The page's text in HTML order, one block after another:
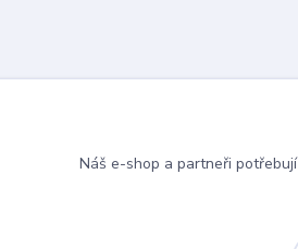
Náš e-shop a partneři